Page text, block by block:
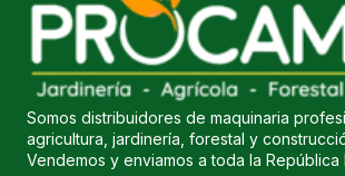
Somos distribuidores de maquinaria
agricultura, jardinería, forestal y
Vendemos y enviamos a toda la República